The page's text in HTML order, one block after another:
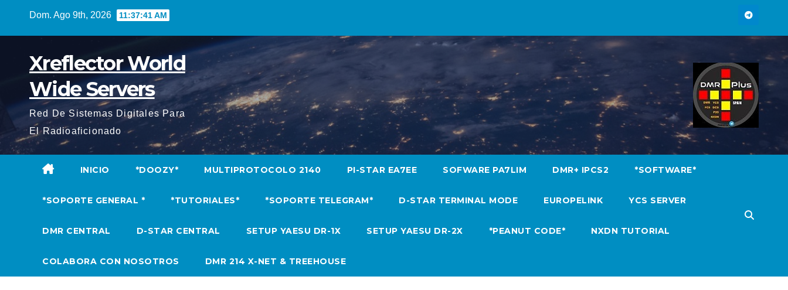
Dom. Ago 9th, 2026 11:37:42 AM
Xreflector World
Wide Servers
Red De Sistemas Digitales Para
El Radioaficionado
INICIO *DOOZY* MULTIPROTOCOLO 2140 PI-STAR EA7EE SOFWARE PA7LIM DMR+ IPCS2 *SOFTWARE*
*SOPORTE GENERAL * *TUTORIALES* *SOPORTE TELEGRAM* D-STAR TERMINAL MODE EUROPELINK YCS SERVER
DMR CENTRAL D-STAR CENTRAL SETUP YAESU DR-1X SETUP YAESU DR-2X *PEANUT CODE* NXDN TUTORIAL
COLABORA CON NOSOTROS DMR 214 X-NET & TREEHOUSE